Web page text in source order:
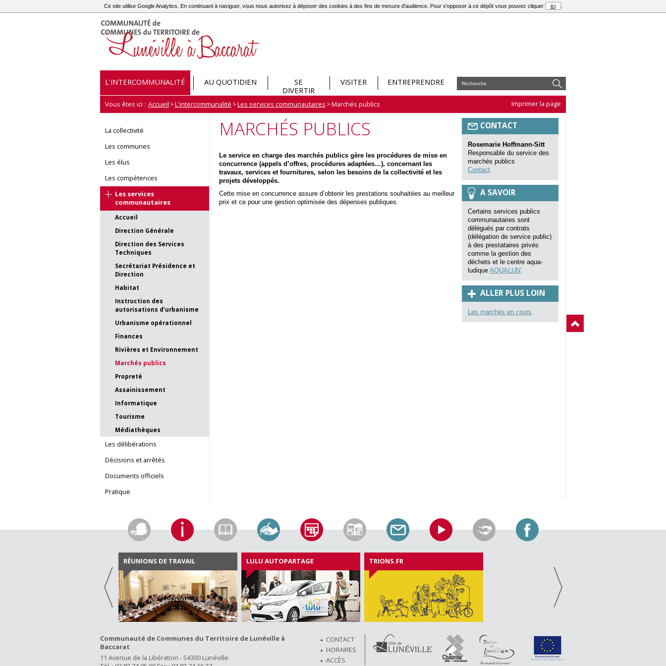
Ce site utilise Google Analytics. En continuant à naviguer, vous nous autorisez à déposer des cookies à des fins de mesure d'audience. Pour s'opposer à ce dépôt vous pouvez cliquer ici
Vous êtes ici : Accueil >L'intercommunalité >Les services communautaires >Marchés publics Imprimer la page
L'INTERCOMMUNALITÉ
La collectivité
Les communes
Les élus
Les compétences
Les services
communautaires
Accueil
Direction Générale
Direction des Services
Techniques
Secrétariat Présidence et
Direction
Habitat
Instruction des
autorisations d'urbanisme
Urbanisme opérationnel
Finances
Rivières et Environnement
Marchés publics
Propreté
Assainissement
Informatique
Tourisme
Médiathèques
Les délibérations
Décisions et arrêtés
Documents officiels
Pratique
AU QUOTIDIEN
SE
DIVERTIR
VISITER ENTREPRENDRE
CONTACT
Rosemarie Hoffmann-Sitt
Responsable du service des
marchés publics
Contact
A SAVOIR
Certains services publics
communautaires sont
délégués par contrats
(délégation de service public)
à des prestataires privés
comme la gestion des
déchets et le centre aqua-
ludique AQUALUN'
ALLER PLUS LOIN
Les marchés en cours
MARCHÉS PUBLICS
Le service en charge des marchés publics gère les procédures de mise en
concurrence (appels d’offres, procédures adaptées…), concernant les
travaux, services et fournitures, selon les besoins de la collectivité et les
projets développés.
Cette mise en concurrence assure d’obtenir les prestations souhaitées au meilleur
prix et ce pour une gestion optimisée des dépenses publiques.
RÉUNIONS DE TRAVAIL LULU AUTOPARTAGE TRIONS.FR
Communauté de Communes du Territoire de Lunéville à
Baccarat
11 Avenue de la Libération - 54300 Lunéville
CONTACT
HORAIRES
ACCÈS